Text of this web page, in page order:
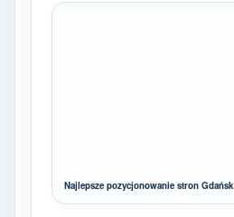
Najlepsze pozycjonowanie stron Gdańsk